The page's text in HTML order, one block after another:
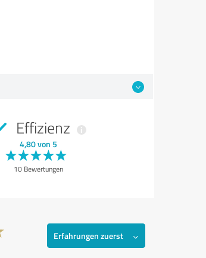
Effizienz
4,80 von 5
10 Bewertungen
Erfahrungen zuerst